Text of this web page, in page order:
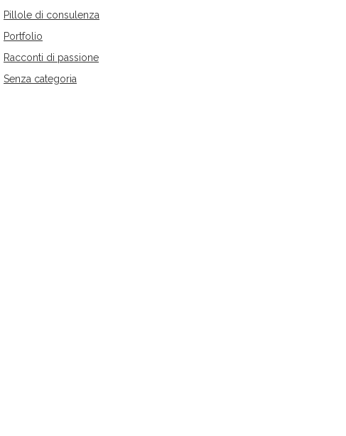
Pillole di consulenza
Portfolio
Racconti di passione
Senza categoria